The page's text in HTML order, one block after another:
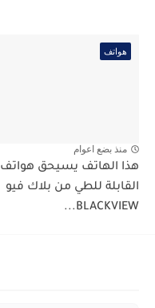
هواتف
منذ بضع اعوام
هذا الهاتف يسيحق هواتف
القابلة للطي من بلاك فيو
BLACKVIEW...